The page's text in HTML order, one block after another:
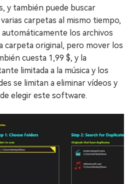
y también puede buscar
carpetas al mismo tiempo,
los archivos
carpeta original, pero mover los
cuesta 1,99 $, y la
limitada a la música y los
se limitan a eliminar vídeos y
elegir este software.